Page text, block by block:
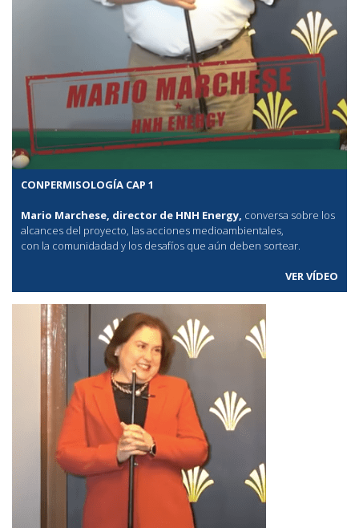
CONPERMISOLOGÍA CAP 1
Mario Marchese, director de HNH Energy, conversa sobre los
alcances del proyecto, las acciones medioambientales,
con la comunidadad y los desafíos que aún deben sortear.
VER VÍDEO